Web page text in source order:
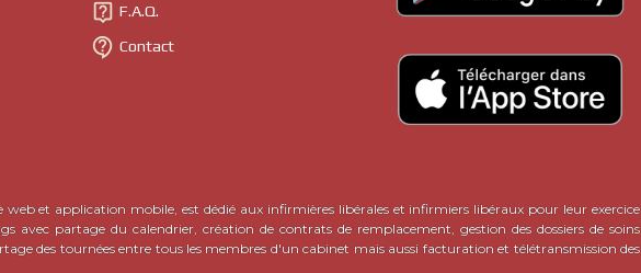
 F.A.Q.
 Contact
web et application mobile, est dédié aux infirmières libérales et infirmiers libéraux pour leur exercice
avec partage du calendrier, création de contrats de remplacement, gestion des dossiers de soins
des tournées entre tous les membres d'un cabinet mais aussi facturation et télétransmission des